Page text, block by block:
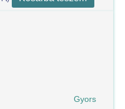
Gyors